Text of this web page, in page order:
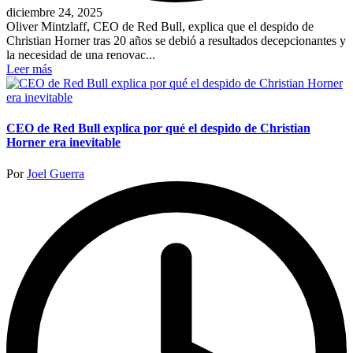
diciembre 24, 2025
Oliver Mintzlaff, CEO de Red Bull, explica que el despido de
Christian Horner tras 20 años se debió a resultados decepcionantes y
la necesidad de una renovac...
Leer más
CEO de Red Bull explica por qué el despido de Christian
Horner era inevitable
Publicado
PorJoel Guerra